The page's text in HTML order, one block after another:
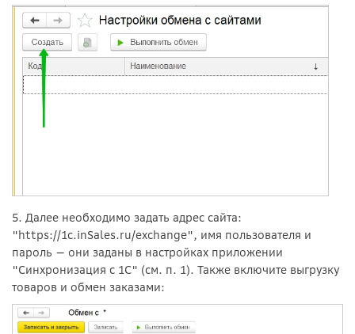
5. Далее необходимо задать адрес сайта:
"https://1c.inSales.ru/exchange", имя пользователя и
пароль — они заданы в настройках приложении
"Синхронизация с 1С" (см. п. 1). Также включите выгрузку
товаров и обмен заказами: